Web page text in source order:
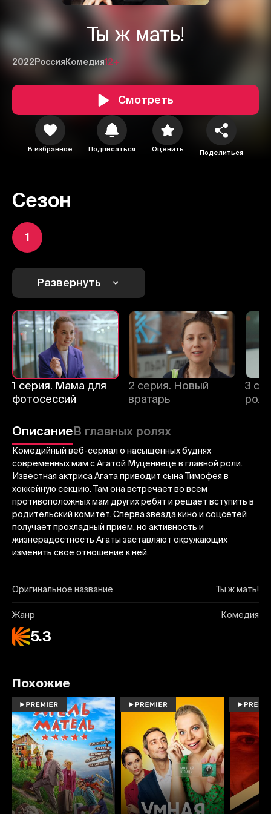
Ты ж мать!
2022 Россия Комедия12+
Смотреть
В избранное Подписаться Оценить Поделиться
Сезон
1
Развернуть
1 серия. Мама для
фотосессий
2 серия. Новый
вратарь
3
ОписаниеВ главных ролях
Комедийный веб-сериал о насыщенных буднях
современных мам с Агатой Муцениеце в главной роли.
Известная актриса Агата приводит сына Тимофея в
хоккейную секцию. Там она встречает во всем
противоположных мам других ребят и решает вступить в
родительский комитет. Сперва звезда кино и соцсетей
получает прохладный прием, но активность и
жизнерадостность Агаты заставляют окружающих
изменить свое отношение к ней.
Оригинальное название Ты ж мать!
Жанр Комедия
5.3
1
Отправить
Похожие
Отменить Авторизоваться